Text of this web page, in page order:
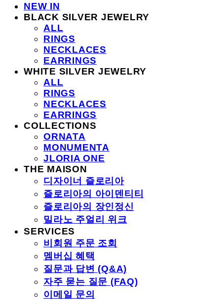
NEW IN
BLACK SILVER JEWELRY
ALL
RINGS
NECKLACES
EARRINGS
WHITE SILVER JEWELRY
ALL
RINGS
NECKLACES
EARRINGS
COLLECTIONS
ORNATA
MONUMENTA
JLORIA ONE
THE MAISON
디자이너 즐로리아
즐로리아의 아이덴티티
즐로리아의 장인정신
밀라노 주얼리 위크
SERVICES
비회원 주문 조회
멤버십 혜택
질문과 답변 (Q&A)
자주 묻는 질문 (FAQ)
이메일 문의